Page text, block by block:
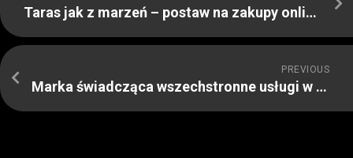
Taras jak z marzeń – postaw na zakupy online do ogrodu
PREVIOUS
Marka świadcząca wszechstronne usługi w zakresie obsługiwania wszystkich czynności w zakładach zajmujących się produkcją